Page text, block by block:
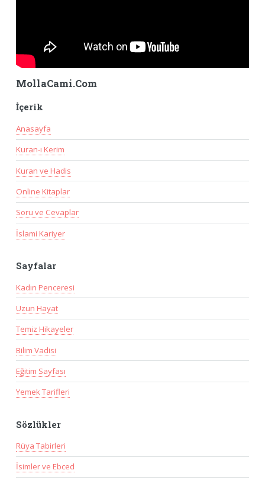
MollaCami.Com
İçerik
Anasayfa
Kuran-ı Kerim
Kuran ve Hadis
Online Kitaplar
Soru ve Cevaplar
İslami Kariyer
Sayfalar
Kadın Penceresi
Uzun Hayat
Temiz Hikayeler
Bilim Vadisi
Eğitim Sayfası
Yemek Tarifleri
Sözlükler
Rüya Tabirleri
İsimler ve Ebced